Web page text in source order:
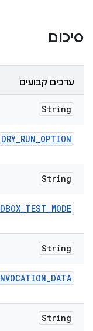
סיכום
ערכים קבועים
String
DRY_RUN_OPTION
String
_TEST_MODE
String
_DATA
String